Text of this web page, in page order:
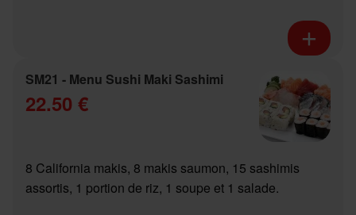
SM21 - Menu Sushi Maki Sashimi
22.50 €
8 California makis, 8 makis saumon, 15 sashimis
assortis, 1 portion de riz, 1 soupe et 1 salade.